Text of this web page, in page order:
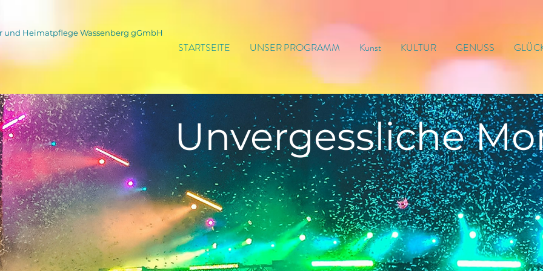
und Heimatpflege Wassenberg gGmbH
STARTSEITE UNSER PROGRAMM Kunst KULTUR GENUSS
Unvergessliche